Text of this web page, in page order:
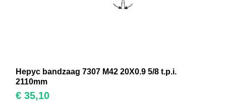
Hepyc bandzaag 7307 M42 20X0.9 5/8 t.p.i.
2110mm
€ 35,10